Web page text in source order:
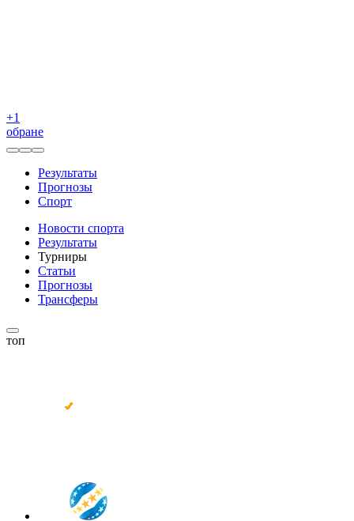
+1
обране
Результаты
Прогнозы
Спорт
Новости спорта
Результаты
Турниры
Статьи
Прогнозы
Трансферы
топ